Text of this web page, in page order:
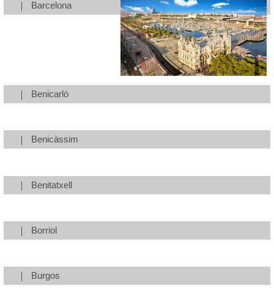
Barcelona
Benicarló
Benicàssim
Benitatxell
Borriol
Burgos